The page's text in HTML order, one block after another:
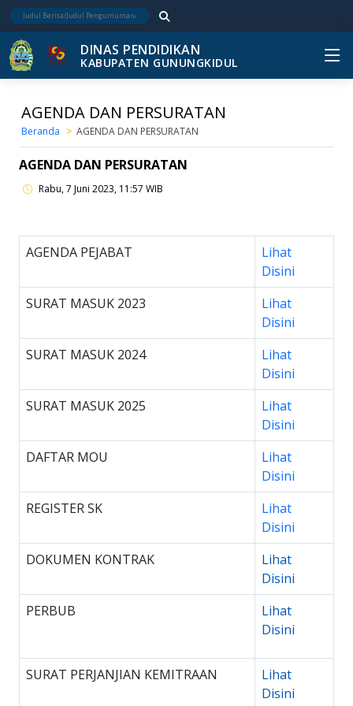
DINAS PENDIDIKAN
KABUPATEN GUNUNGKIDUL
AGENDA DAN PERSURATAN
Beranda AGENDA DAN PERSURATAN
AGENDA DAN PERSURATAN
Rabu, 7 Juni 2023, 11:57 WIB
AGENDA PEJABAT
Lihat
Disini
SURAT MASUK 2023
Lihat
Disini
SURAT MASUK 2024
Lihat
Disini
SURAT MASUK 2025
Lihat
Disini
DAFTAR MOU
Lihat
Disini
REGISTER SK
Lihat
Disini
DOKUMEN KONTRAK
Lihat
Disini
PERBUB
Lihat
Disini
SURAT PERJANJIAN KEMITRAAN
Lihat
Disini